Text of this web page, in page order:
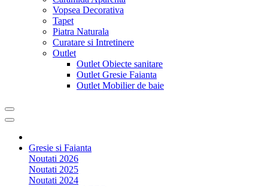
Vopsea Decorativa
Tapet
Piatra Naturala
Curatare si Intretinere
Outlet
Outlet Obiecte sanitare
Outlet Gresie Faianta
Outlet Mobilier de baie
Gresie si Faianta
Noutati 2026
Noutati 2025
Noutati 2024